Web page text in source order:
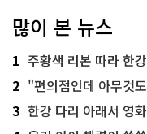
많이 본 뉴스
1 주황색 리본 따라 한강부
2 "편의점인데 아무것도 안
3 한강 다리 아래서 영